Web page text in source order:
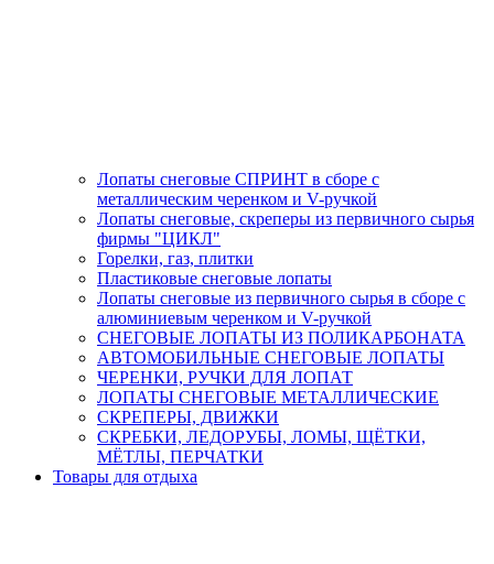
Лопаты снеговые СПРИНТ в сборе с
металлическим черенком и V-ручкой
Лопаты снеговые, скреперы из первичного сырья
фирмы "ЦИКЛ"
Горелки, газ, плитки
Пластиковые снеговые лопаты
Лопаты снеговые из первичного сырья в сборе с
алюминиевым черенком и V-ручкой
СНЕГОВЫЕ ЛОПАТЫ ИЗ ПОЛИКАРБОНАТА
АВТОМОБИЛЬНЫЕ СНЕГОВЫЕ ЛОПАТЫ
ЧЕРЕНКИ, РУЧКИ ДЛЯ ЛОПАТ
ЛОПАТЫ СНЕГОВЫЕ МЕТАЛЛИЧЕСКИЕ
СКРЕПЕРЫ, ДВИЖКИ
СКРЕБКИ, ЛЕДОРУБЫ, ЛОМЫ, ЩЁТКИ,
МЁТЛЫ, ПЕРЧАТКИ
Товары для отдыха